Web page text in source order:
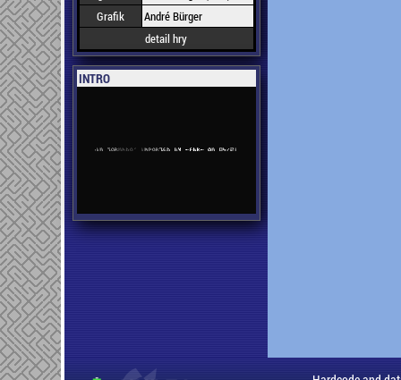
Grafik
André Bürger
detail hry
INTRO